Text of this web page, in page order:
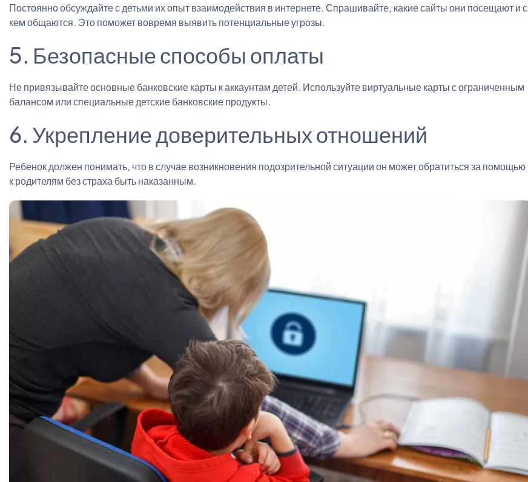
Постоянно обсуждайте с детьми их опыт взаимодействия в интернете. Спрашивайте, какие сайты они посещают и с
кем общаются. Это поможет вовремя выявить потенциальные угрозы.
5. Безопасные способы оплаты
Не привязывайте основные банковские карты к аккаунтам детей. Используйте виртуальные карты с ограниченным
балансом или специальные детские банковские продукты.
6. Укрепление доверительных отношений
Ребенок должен понимать, что в случае возникновения подозрительной ситуации он может обратиться за помощью
к родителям без страха быть наказанным.